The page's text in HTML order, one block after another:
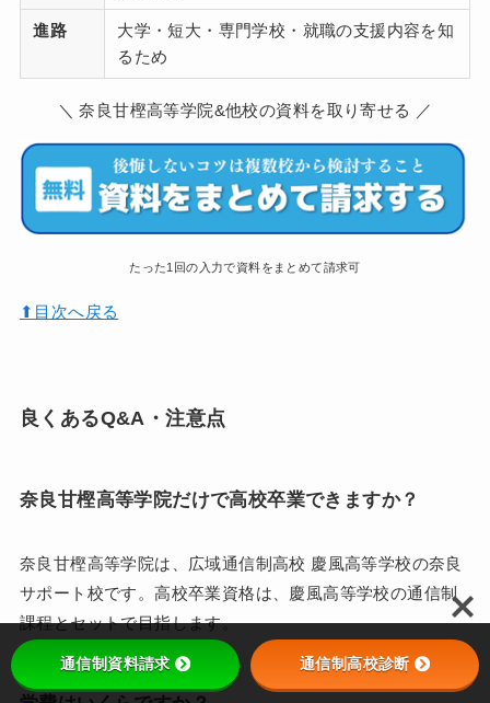
進路
大学・短大・専門学校・就職の支援内容を知
るため
＼ 奈良甘樫高等学院&他校の資料を取り寄せる ／
たった1回の入力で資料をまとめて請求可
⬆︎目次へ戻る
良くあるQ&A・注意点
奈良甘樫高等学院だけで高校卒業できますか？
奈良甘樫高等学院は、広域通信制高校 慶風高等学校の奈良
サポート校です。高校卒業資格は、慶風高等学校の通信制
課程とセットで目指します。
通信制資料請求 通信制高校診断